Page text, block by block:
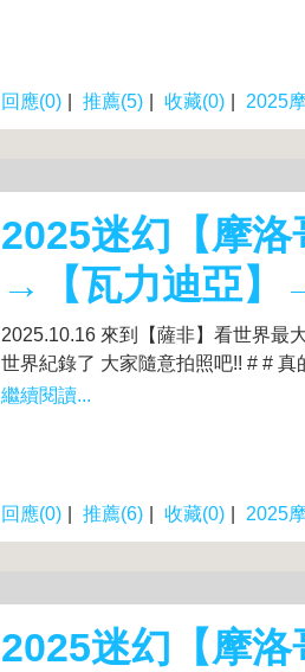
回應(0) 推薦(5) 收藏(0) 2025
2025迷幻【摩洛
→【瓦力迪亞】
2025.10.16 來到【薩非】看世界最
世界紀錄了 大家隨意拍照吧!! # # 真
繼續閱讀...
回應(0) 推薦(6) 收藏(0) 2025
2025迷幻【摩